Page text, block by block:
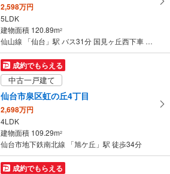
2,598万円
5LDK
建物面積 120.89m2
仙山線 「仙台」駅 バス31分 国見ヶ丘西下車 バス停下車 徒歩5分
成約でもらえる
中古一戸建て
仙台市泉区虹の丘4丁目
2,698万円
4LDK
建物面積 109.29m2
仙台市地下鉄南北線 「旭ケ丘」駅 徒歩34分
成約でもらえる